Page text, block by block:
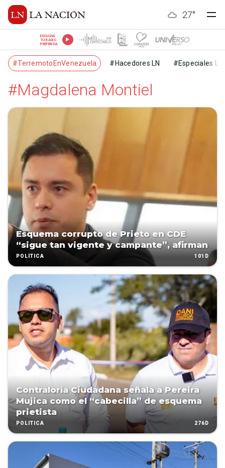
27°
ESCUCHÁ
TU RADIO
PREFERIDA
#TerremotoEnVenezuela #Hacedores LN #Especiales LN
#Magdalena Montiel
Esquema corrupto de Prieto en CDE
“sigue tan vigente y campante”, afirman
POLÍTICA 101D
Contraloría Ciudadana señala a Pereira
Mujica como el “cabecilla” de esquema
prietista
POLÍTICA 276D